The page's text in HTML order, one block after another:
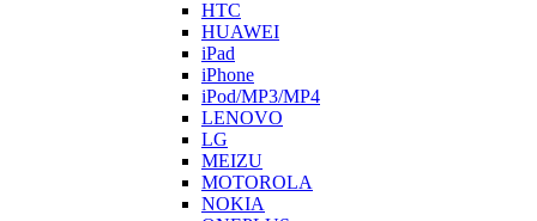
HTC
HUAWEI
iPad
iPhone
iPod/MP3/MP4
LENOVO
LG
MEIZU
MOTOROLA
NOKIA